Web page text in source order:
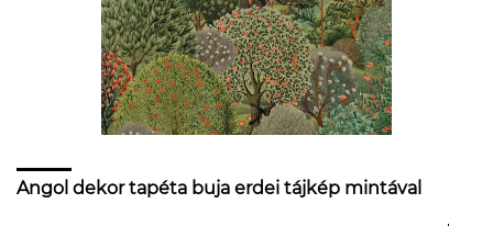
Angol dekor tapéta buja erdei tájkép mintával